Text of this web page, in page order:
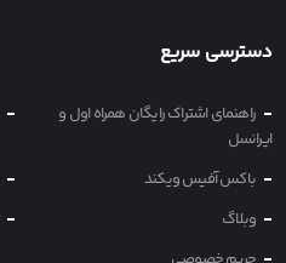
دسترسی سریع
راهنمای اشتراک رایگان همراه اول و
ایرانسل
باکس آفیس ویکند
وبلاگ